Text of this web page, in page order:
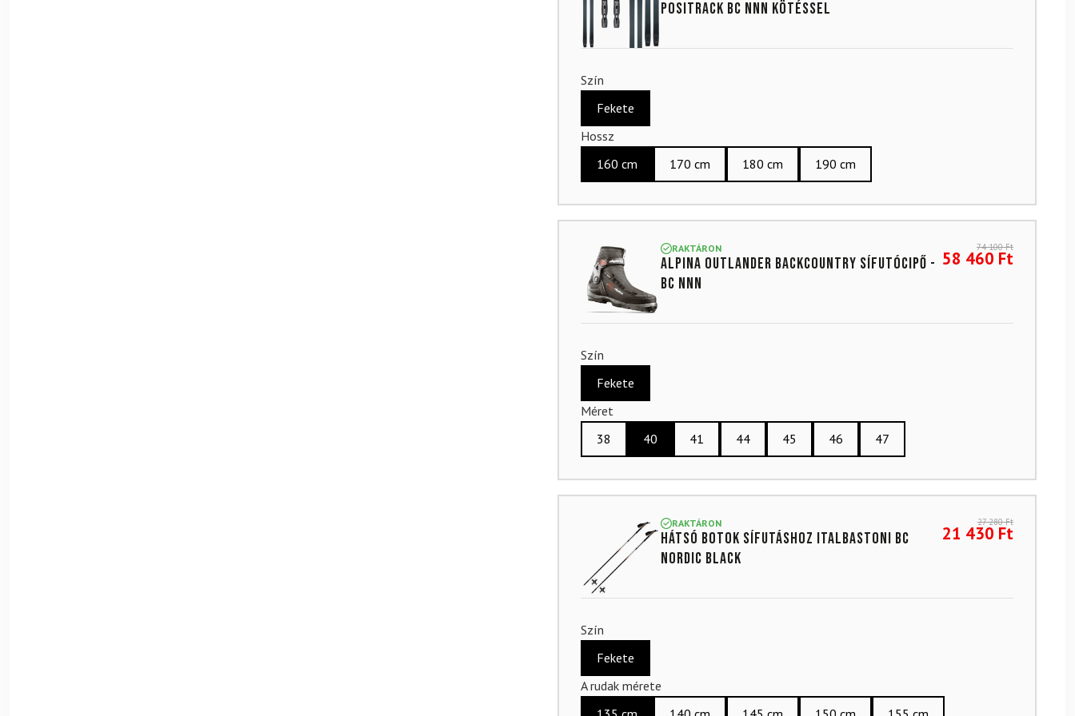
Positrack BC NNN kötéssel
Szín
Fekete
Hossz
160 cm
170 cm 180 cm 190 cm
RAKTÁRON
ALPINA Outlander backcountry sífutócipő -
BC NNN
74 100Ft
58 460 Ft
Szín
Fekete
Méret
38
40 41 44 45 46 47
RAKTÁRON
Hátsó botok sífutáshoz ITALBASTONI BC
Nordic Black
27 280Ft
21 430 Ft
Szín
Fekete
A rudak mérete